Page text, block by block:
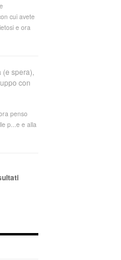
cui avete
e ora
spera),
con
penso
p...e e alla